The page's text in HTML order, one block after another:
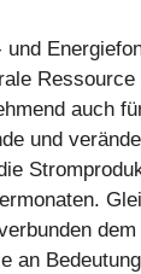
auch
und
an